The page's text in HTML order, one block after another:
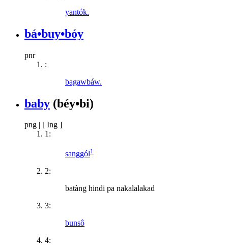
yantók.
bá•buy•bóy
pnr
:
bagawbáw.
baby (béy•bi)
png | [ Ing ]
1:
sanggól1
2:
batàng hindi pa nakalalakad
3:
bunsô
4: